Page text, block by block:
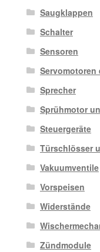
Saugklappen
Schalter
Sensoren
Servomotoren
Sprecher
Sprühmotor
Steuergeräte
Türschlösser
Vakuumventile
Vorspeisen
Widerstände
Zündmodule